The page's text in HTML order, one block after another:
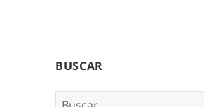
BUSCAR
Buscar: